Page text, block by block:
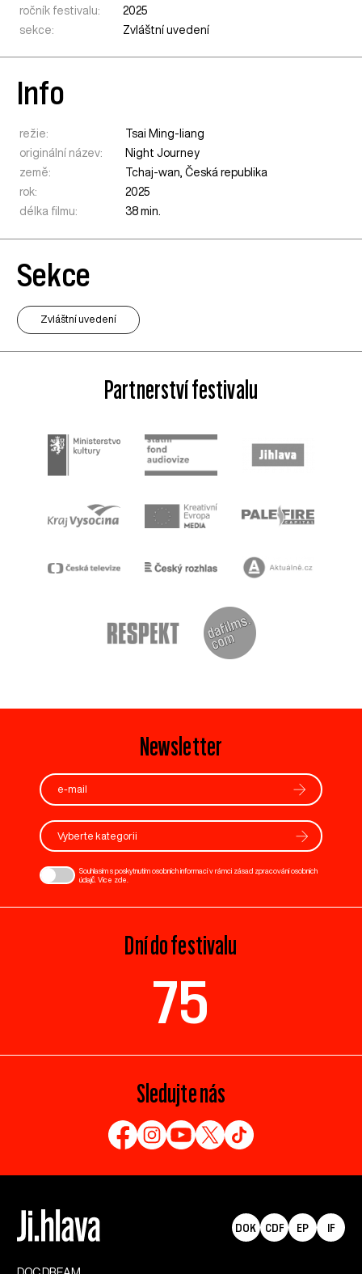
ročník festivalu:
2025
sekce:
Zvláštní uvedení
Info
režie:
Tsai Ming-liang
originální název:
Night Journey
země:
Tchaj-wan,Česká republika
rok:
2025
délka filmu:
38 min.
Sekce
Zvláštní uvedení
Partnerství festivalu
Newsletter
Vyberte kategorii
Souhlasím s poskytnutím osobních informací v rámci zásad zpracování osobních
údajů. Více zde
Dní do festivalu
75
Sledujte nás
DOK CDF EP IF